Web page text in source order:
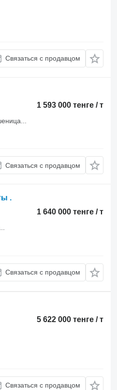
Связаться с продавцом
1 593 000 тенге / т
Связаться с продавцом
.
1 640 000 тенге / т
Связаться с продавцом
5 622 000 тенге / т
Связаться с продавцом